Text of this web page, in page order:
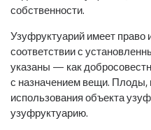
собственности.
Узуфруктуарий имеет
соответствии с
указаны — как
с назначением вещи. Плоды,
использования объекта
узуфруктуарию.